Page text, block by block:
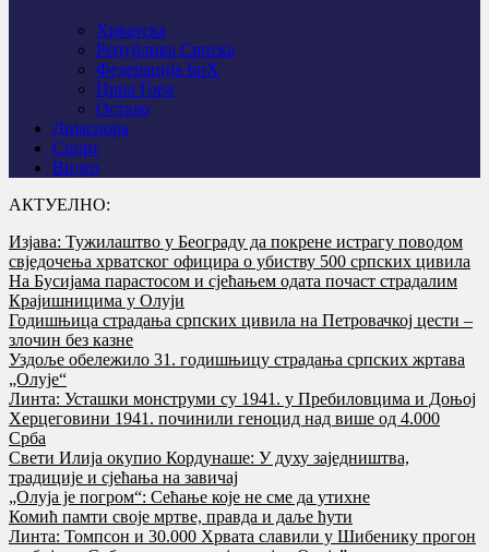
Хрватска
Република Српска
Федерација БиХ
Црна Гора
Остало
Дијаспора
Спорт
Видео
АКТУЕЛНО:
Изјава: Тужилаштво у Београду да покрене истрагу поводом
свједочења хрватског официра о убиству 500 српских цивила
На Бусијама парастосом и сјећањем одата почаст страдалим
Крајишницима у Олуји
Годишњица страдања српских цивила на Петровачкој цести –
злочин без казне
Уздоље обележило 31. годишњицу страдања српских жртава
„Олује“
Линта: Усташки монструми су 1941. у Пребиловцима и Доњој
Херцеговини 1941. починили геноцид над више од 4.000
Срба
Свети Илија окупио Кордунаше: У духу заједништва,
традиције и сјећања на завичај
„Олуја је погром“: Сећање које не сме да утихне
Комић памти своје мртве, правда и даље ћути
Линта: Томпсон и 30.000 Хрвата славили у Шибенику прогон